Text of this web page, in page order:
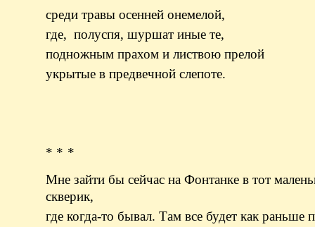
среди травы осенней онемелой,
где, полуспя, шуршат иные те,
подножным прахом и листвою прелой
укрытые в предвечной слепоте.
* * *
Мне зайти бы сейчас на Фонтанке в тот
скверик,
где когда-то бывал. Там все будет как раньше